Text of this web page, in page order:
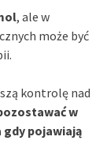
, ale w
może być
kontrolę nad
w
gdy pojawiają